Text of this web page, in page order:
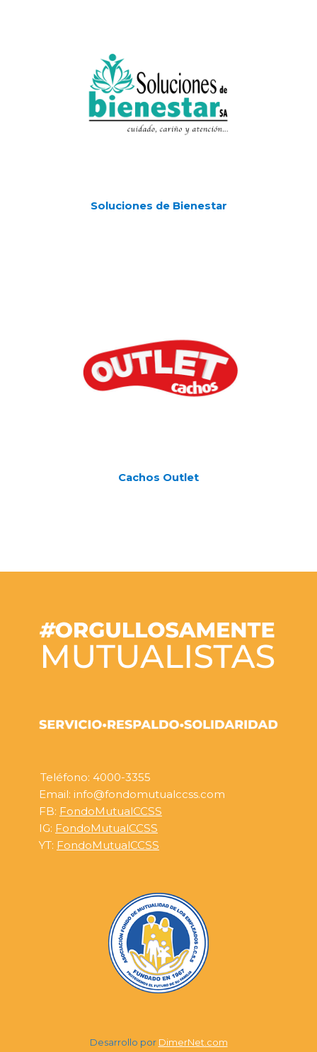
Soluciones de Bienestar
Cachos Outlet
Teléfono: 4000-3355
Email: info@fondomutualccss.com
FB: FondoMutualCCSS
IG: FondoMutualCCSS
YT: FondoMutualCCSS
Desarrollo por DimerNet.com